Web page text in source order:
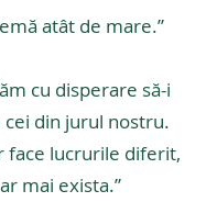
atât de mare.”
cu disperare să-i
din jurul nostru.
face lucrurile diferit,
mai exista.”